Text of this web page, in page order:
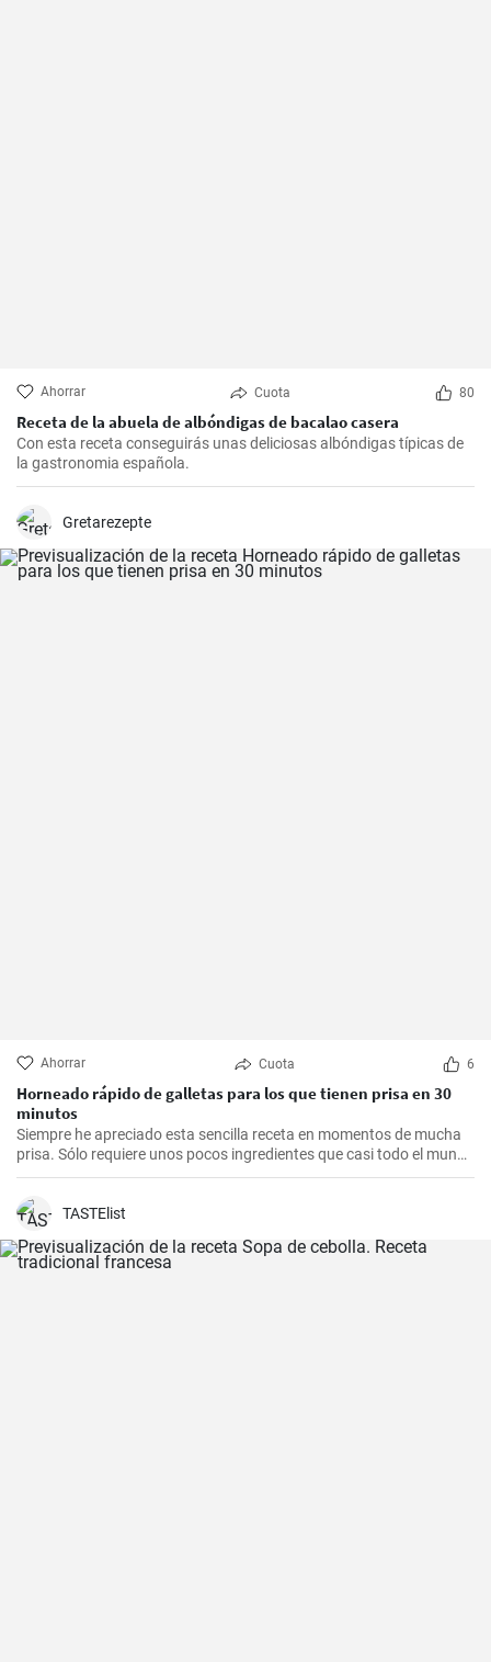
Ahorrar Cuota 80
Receta de la abuela de albóndigas de bacalao casera
Con esta receta conseguirás unas deliciosas albóndigas típicas de
la gastronomia española.
Gretarezepte
Ahorrar Cuota 6
Horneado rápido de galletas para los que tienen prisa en 30
minutos
Siempre he apreciado esta sencilla receta en momentos de mucha
prisa. Sólo requiere unos pocos ingredientes que casi todo el mundo
tiene en casa, y en apenas 30 minutos puedes estar disfrutando de
sabor dulce, siempre eran un éxito para las visitas improvisadas y
TASTElist